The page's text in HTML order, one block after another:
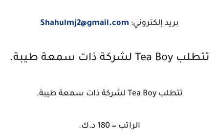
بريد إلكتروني: Shahulmj2@gmail.com
تتطلب Tea Boy لشركة ذات سمعة طيبة.
تتطلب Tea Boy لشركة ذات سمعة طيبة.
الراتب = 180 د.ك.